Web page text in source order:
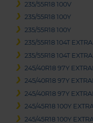
235/55R18 100V
235/55R18 100Y
235/55R18 100Y
235/55R18 104T
235/55R18 104T
245/40R18 97Y
245/40R18 97Y
245/40R18 97Y
245/45R18 100Y
245/45R18 100Y